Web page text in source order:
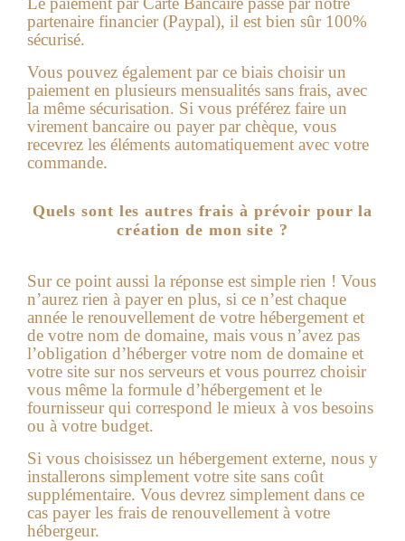
partenaire financier (Paypal), il est bien sûr 100%
sécurisé.
Vous pouvez également par ce biais choisir un
paiement en plusieurs mensualités sans frais, avec
la même sécurisation. Si vous préférez faire un
virement bancaire ou payer par chèque, vous
recevrez les éléments automatiquement avec votre
commande.
Quels sont les autres frais à prévoir pour la
création de mon site ?
Sur ce point aussi la réponse est simple rien ! Vous
n’aurez rien à payer en plus, si ce n’est chaque
année le renouvellement de votre hébergement et
de votre nom de domaine, mais vous n’avez pas
l’obligation d’héberger votre nom de domaine et
votre site sur nos serveurs et vous pourrez choisir
vous même la formule d’hébergement et le
fournisseur qui correspond le mieux à vos besoins
ou à votre budget.
Si vous choisissez un hébergement externe, nous y
installerons simplement votre site sans coût
supplémentaire. Vous devrez simplement dans ce
cas payer les frais de renouvellement à votre
hébergeur.